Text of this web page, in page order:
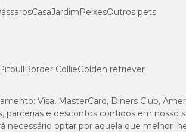
CasaJardimPeixesOutros pets
PitbullBorder CollieGolden retriever
Visa, MasterCard, Diners Club,
parcerias e descontos contidos em nosso
necessário optar por aquela que melhor